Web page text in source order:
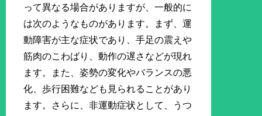
って異なる場合がありますが、一般的に
は次のようなものがあります。まず、運
動障害が主な症状であり、手足の震えや
筋肉のこわばり、動作の遅さなどが現れ
ます。また、姿勢の変化やバランスの悪
化、歩行困難なども見られることがあり
ます。さらに、非運動症状として、うつ